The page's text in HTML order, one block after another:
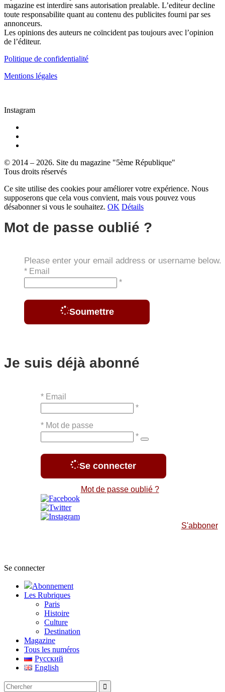
magazine est interdire sans autorisation prealable. L’editeur decline
toute responsabilite quant au contenu des publicites fourni par ses
annonceurs.
Les opinions des auteurs ne coïncident pas toujours avec l’opinion
de l’éditeur.
Politique de confidentialité
Mentions légales
Instagram
© 2014 – 2026. Site du magazine "5ème République"
Tous droits réservés
Ce site utilise des cookies pour améliorer votre expérience. Nous
supposerons que cela vous convient, mais vous pouvez vous
désabonner si vous le souhaitez. OK Détails
Mot de passe oublié ?
Please enter your email address or username below.
* Email
*
Soumettre
Je suis déjà abonné
* Email
*
* Mot de passe
*
Se connecter
Mot de passe oublié ?
S'abboner
Se connecter
Abonnement
Les Rubriques
Paris
Histoire
Culture
Destination
Magazine
Tous les numéros
Русский
English